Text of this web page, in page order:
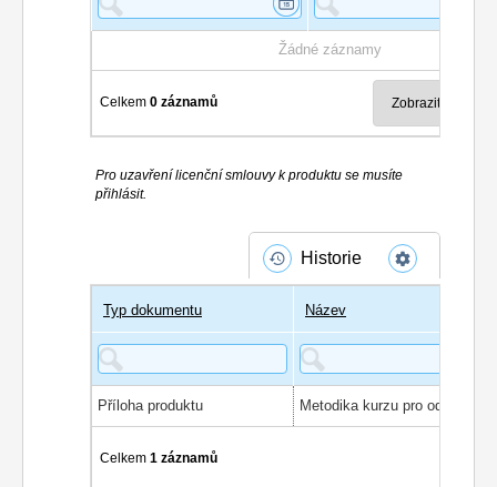
Žádné záznamy
Celkem0 záznamů
Pro uzavření licenční smlouvy k produktu se musíte
přihlásit.
Historie
Typ dokumentu Název
Příloha produktu
Celkem1 záznamů